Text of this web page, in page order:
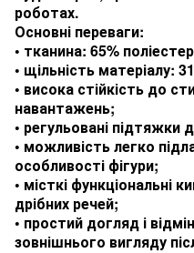
роботах.
Основні переваги:
• тканина: 65%
• щільність матеріалу:
• висока стійкість до
навантажень;
• регульовані підтяжки
• можливість легко
особливості фігури;
• місткі функціональні
дрібних речей;
• простий догляд і
зовнішнього вигляду